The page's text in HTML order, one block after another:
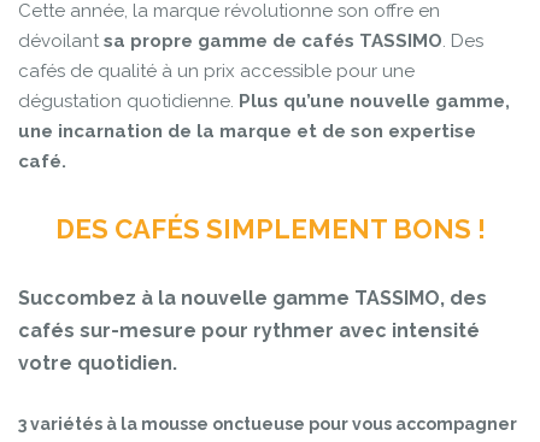
Cette année, la marque révolutionne son offre en
dévoilant sa propre gamme de cafés TASSIMO. Des
cafés de qualité à un prix accessible pour une
dégustation quotidienne. Plus qu’une nouvelle gamme,
une incarnation de la marque et de son expertise
café.
DES CAFÉS SIMPLEMENT BONS !
Succombez à la nouvelle gamme TASSIMO, des
cafés sur-mesure pour rythmer avec intensité
votre quotidien.
3 variétés à la mousse onctueuse pour vous accompagner